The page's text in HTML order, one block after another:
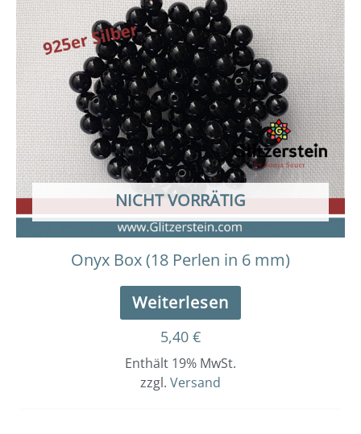
NICHT VORRÄTIG
Onyx Box (18 Perlen in 6 mm)
Weiterlesen
5,40 €
Enthält 19% MwSt.
zzgl. Versand